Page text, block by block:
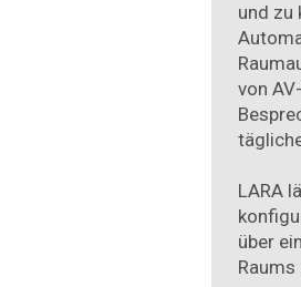
und zu
von
LARA
über
Raums